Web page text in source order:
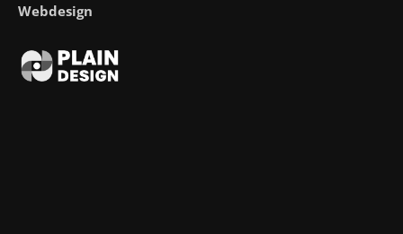
Webdesign